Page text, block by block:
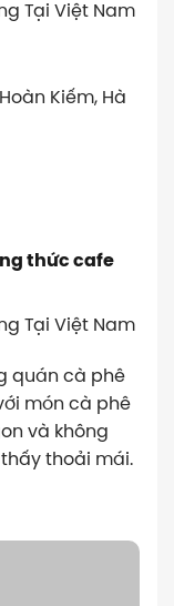
Tại Việt Nam
Kiếm, Hà
Tại Việt Nam
quán cà phê
món cà phê
và không
thoải mái.